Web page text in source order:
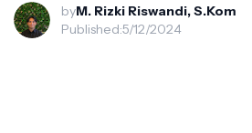
byM. Rizki Riswandi, S.Kom
Published:5/12/2024